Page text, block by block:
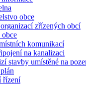
obce
organizací zřízených obcí
komunikací
na kanalizaci
stavby umístěné na
řízení